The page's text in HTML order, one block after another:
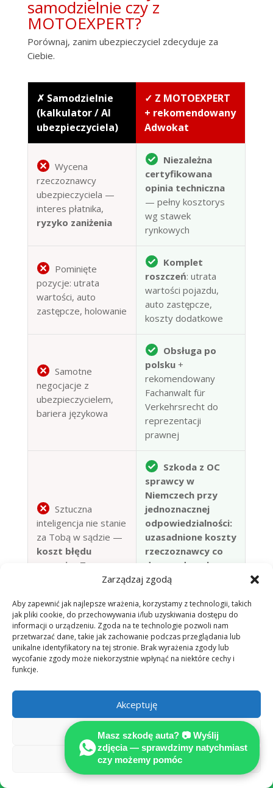
Zarządzaj zgodą
Aby zapewnić jak najlepsze wrażenia, korzystamy z technologii, takich
jak pliki cookie, do przechowywania i/lub uzyskiwania dostępu do
informacji o urządzeniu. Zgoda na te technologie pozwoli nam
przetwarzać dane, takie jak zachowanie podczas przeglądania lub
unikalne identyfikatory na tej stronie. Brak wyrażenia zgody lub
wycofanie zgody może niekorzystnie wpłynąć na niektóre cechy i
funkcje.
Akceptuję
Odmów
Zobacz preferencje
samodzielnie czy z
MOTOEXPERT?
Porównaj, zanim ubezpieczyciel zdecyduje za
Ciebie.
✗ Samodzielnie
(kalkulator / AI
ubezpieczyciela)
✓ Z MOTOEXPERT
+ rekomendowany
Adwokat
Wycena
rzeczoznawcy
ubezpieczyciela —
interes płatnika,
ryzyko zaniżenia
Niezależna
certyfikowana
opinia techniczna
— pełny kosztorys
wg stawek
rynkowych
Pominięte
pozycje: utrata
wartości, auto
zastępcze, holowanie
Komplet
roszczeń: utrata
wartości pojazdu,
auto zastępcze,
koszty dodatkowe
Samotne
negocjacje z
ubezpieczycielem,
bariera językowa
Obsługa po
polsku+
rekomendowany
Fachanwalt für
Verkehrsrecht do
reprezentacji
prawnej
Sztuczna
inteligencja nie stanie
za Tobą w sądzie —
koszt błędu
ponosisz Ty
Szkoda z OC
sprawcy w
Niemczech przy
jednoznacznej
odpowiedzialności:
uzasadnione koszty
rzeczoznawcy co
do zasady pokrywa
ubezpieczyciel
BGB)
📷 Zgłoś szkodę przez WhatsApp —
bezpłatna wstępna ocena

Masz szkodę auta? 📷 Wyślij
zdjęcia — sprawdzimy natychmiast
czy możemy pomóc